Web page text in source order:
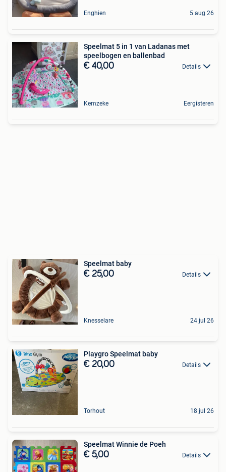
Enghien 5 aug 26
Speelmat 5 in 1 van Ladanas met
speelbogen en ballenbad
€ 40,00 Details
Kemzeke Eergisteren
Speelmat baby
€ 25,00 Details
Knesselare 24 jul 26
Playgro Speelmat baby
€ 20,00 Details
Torhout 18 jul 26
Speelmat Winnie de Poeh
€ 5,00 Details